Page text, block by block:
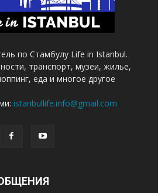
по Стамбулу Life in Istanbul.
транспорт, музеи, жилье,
еда и многое другое
istanbullife.info@gmail.com